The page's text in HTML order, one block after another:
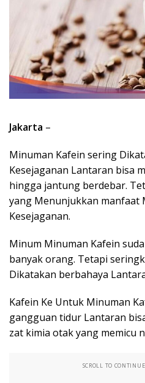
Jakarta –
Minuman Kafein sering
Kesejaganan Lantaran bisa
hingga jantung berdebar.
yang Menunjukkan manfaat
Kesejaganan.
Minum Minuman Kafein
banyak orang. Tetapi
Dikatakan berbahaya
Kafein Ke Untuk Minuman
gangguan tidur Lantaran
zat kimia otak yang memicu
SCROLL TO